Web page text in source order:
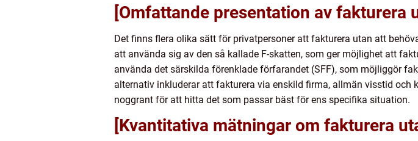
[Omfattande presentation av fakturera
Det finns flera olika sätt för privatpersoner att fakturera utan att
att använda sig av den så kallade F-skatten, som ger möjlighet att
använda det särskilda förenklade förfarandet (SFF), som möjliggör
alternativ inkluderar att fakturera via enskild firma, allmän visstid
noggrant för att hitta det som passar bäst för ens specifika situation.
[Kvantitativa mätningar om fakturera